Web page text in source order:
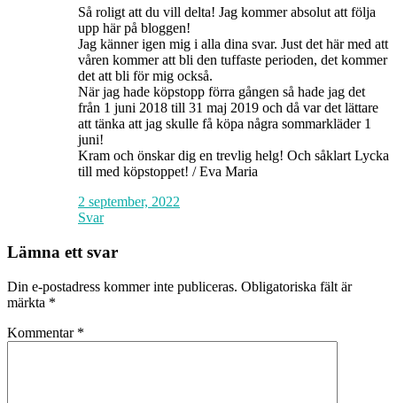
Så roligt att du vill delta! Jag kommer absolut att följa
upp här på bloggen!
Jag känner igen mig i alla dina svar. Just det här med att
våren kommer att bli den tuffaste perioden, det kommer
det att bli för mig också.
När jag hade köpstopp förra gången så hade jag det
från 1 juni 2018 till 31 maj 2019 och då var det lättare
att tänka att jag skulle få köpa några sommarkläder 1
juni!
Kram och önskar dig en trevlig helg! Och såklart Lycka
till med köpstoppet! / Eva Maria
2 september, 2022
Svar
Lämna ett svar
Din e-postadress kommer inte publiceras. Obligatoriska fält är
märkta *
Kommentar *